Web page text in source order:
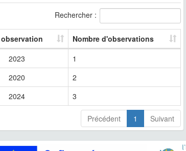
Rechercher :
Nombre d'observations
2023
1
2020
2
2024 3
Précédent 1 Suivant